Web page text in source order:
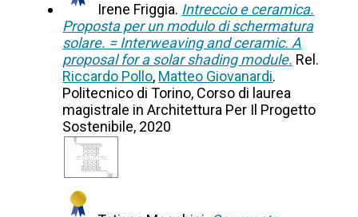
Irene Friggia. Intreccio e ceramica.
Proposta per un modulo di schermatura
solare. = Interweaving and ceramic. A
proposal for a solar shading module. Rel.
Riccardo Pollo, Matteo Giovanardi.
Politecnico di Torino, Corso di laurea
magistrale in Architettura Per Il Progetto
Sostenibile, 2020